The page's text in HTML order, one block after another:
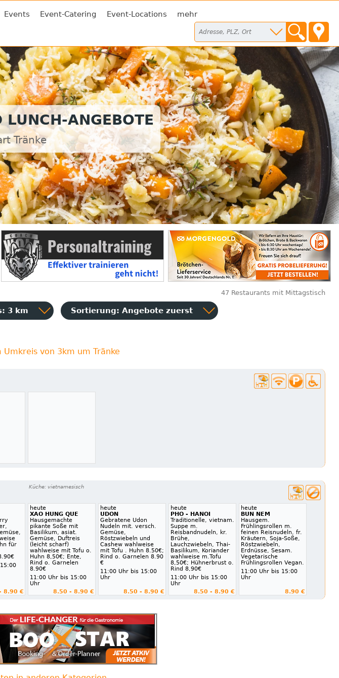
Events Event-Catering Event-Locations mehr
ANGEBOTE
Tränke
47 Restaurants mit Mittagstisch
3 km Sortierung: Angebote zuerst
von 3km um Tränke
Küche: vietnamesisch
für
8.90 €
heute
XAO HUNG QUE
Hausgemachte
pikante Soße mit
Basilikum, asiat.
Gemüse, Duftreis
(leicht scharf)
wahlweise mit Tofu o.
Huhn 8,50€; Ente,
Rind o. Garnelen
8.90€
11:00 Uhr bis 15:00
Uhr
8.50 - 8.90 €
heute
UDON
Gebratene Udon
Nudeln mit. versch.
Gemüse,
Röstzwiebeln und
Cashew wahlweise
mit Tofu . Huhn 8.50€;
Rind o. Garnelen 8.90
€
11:00 Uhr bis 15:00
Uhr
8.50 - 8.90 €
heute
PHO - HANOI
Traditionelle, vietnam.
Suppe m.
Reisbandnudeln, kr.
Brühe,
Lauchzwiebeln, Thai-
Basilikum, Koriander
wahlweise m.Tofu
8,50€; Hühnerbrust o.
Rind 8,90€
11:00 Uhr bis 15:00
Uhr
8.50 - 8.90 €
heute
BUN NEM
Hausgem.
Frühlingsrollen m.
feinen Reisnudeln, fr.
Kräutern, Soja-Soße,
Röstzwiebeln,
Erdnüsse, Sesam.
Vegetarische
Frühlingsrollen Vegan.
11:00 Uhr bis 15:00
Uhr
8.90 €